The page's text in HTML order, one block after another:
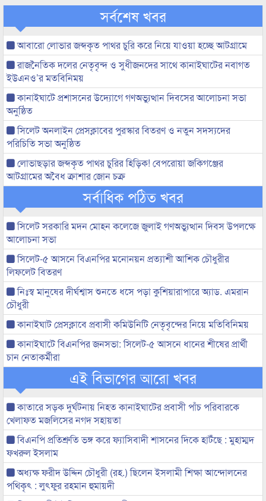
সর্বশেষ খবর
আবারো লোভার জব্দকৃত পাথর চুরি করে নিয়ে যাওয়া হচ্ছে আটগ্রামে
রাজনৈতিক দলের নেতৃবৃন্দ ও সুধীজনদের সাথে কানাইঘাটের নবাগত
ইউএনও’র মতবিনিময়
কানাইঘাটে প্রশাসনের উদ্যোগে গণঅভ্যুত্থান দিবসের আলোচনা সভা
অনুষ্ঠিত
সিলেট অনলাইন প্রেসক্লাবের পুরস্কার বিতরণ ও নতুন সদস্যদের
পরিচিতি সভা অনুষ্ঠিত
লোভাছড়ার জব্দকৃত পাথর চুরির হিড়িক! বেপরোয়া জকিগঞ্জের
আটগ্রামের অবৈধ ক্রাশার জোন চক্র
সর্বাধিক পঠিত খবর
সিলেট সরকারি মদন মোহন কলেজে জুলাই গণঅভ্যুত্থান দিবস উপলক্ষে
আলোচনা সভা
সিলেট-৫ আসনে বিএনপির মনোনয়ন প্রত্যাশী আশিক চৌধুরীর
লিফলেট বিতরণ
নিঃস্ব মানুষের দীর্ঘশ্বাস শুনতে ধসে পড়া কুশিয়ারাপারে অ্যাড. এমরান
চৌধুরী
কানাইঘাট প্রেসক্লাবে প্রবাসী কমিউনিটি নেতৃবৃন্দের নিয়ে মতিবিনিময়
কানাইঘাটে বিএনপির জনসভা: সিলেট-৫ আসনে ধানের শীষের প্রার্থী
চান নেতাকর্মীরা
এই বিভাগের আরো খবর
কাতারে সড়ক দুর্ঘটনায় নিহত কানাইঘাটের প্রবাসী পাঁচ পরিবারকে
খেলাফত মজলিসের নগদ সহায়তা
বিএনপি প্রতিশ্রুতি ভঙ্গ করে ফ্যাসিবাদী শাসনের দিকে হাটঁছে : মুহাম্মদ
ফখরুল ইসলাম
অধ্যক্ষ ফরীদ উদ্দিন চৌধুরী (রহ.) ছিলেন ইসলামী শিক্ষা আন্দোলনের
পথিকৃৎ : লুৎফুর রহমান হুমায়দী